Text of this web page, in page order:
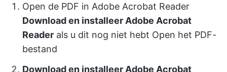
Open de PDF in Adobe Acrobat Reader
Download en installeer Adobe Acrobat
Reader als u dit nog niet hebt Open het PDF-
bestand
Download en installeer Adobe Acrobat